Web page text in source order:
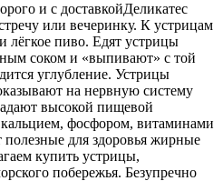
и с доставкойДеликатес
или вечеринку. К устрицам
лёгкое пиво. Едят устрицы
соком и «выпивают» с той
углубление. Устрицы
на нервную систему
высокой пищевой
фосфором, витаминами
для здоровья жирные
купить устрицы,
побережья. Безупречно